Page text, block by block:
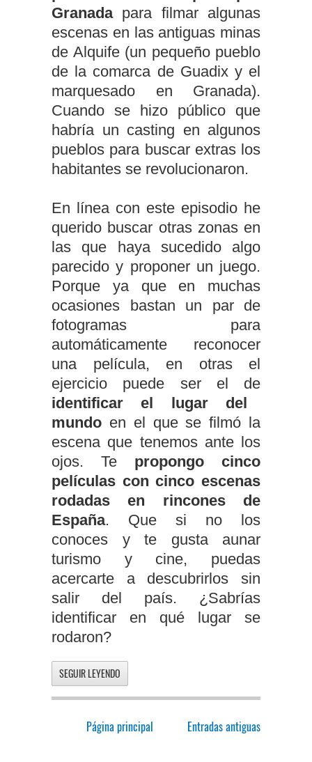
Granadapara filmar algunas
escenas en las antiguas minas
de Alquife (un pequeño pueblo
de la comarca de Guadix y el
marquesado en Granada).
Cuando se hizo público que
habría un casting en algunos
pueblos para buscar extras los
habitantes se revolucionaron.
En línea con este episodio he
querido buscar otras zonas en
las que haya sucedido algo
parecido y proponer un juego.
Porque ya que en muchas
ocasiones bastan un par de
fotogramas para
automáticamente reconocer
una película, en otras el
ejercicio puede ser el de
identificar el lugar del
mundo en el que se filmó la
escena que tenemos ante los
ojos. Te propongo cinco
películas con cinco escenas
rodadas en rincones de
España. Que si no los
conoces y te gusta aunar
turismo y cine, puedas
acercarte a descubrirlos sin
salir del país. ¿Sabrías
identificar en qué lugar se
rodaron?
SEGUIR LEYENDO
Entradas antiguas
Página principal